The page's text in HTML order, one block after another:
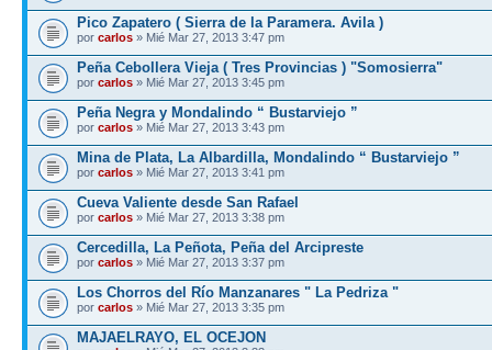
Pico Zapatero ( Sierra de la Paramera. Avila )
por carlos » Mié Mar 27, 2013 3:47 pm
Peña Cebollera Vieja ( Tres Provincias ) "Somosierra"
por carlos » Mié Mar 27, 2013 3:45 pm
Peña Negra y Mondalindo “ Bustarviejo ”
por carlos » Mié Mar 27, 2013 3:43 pm
Mina de Plata, La Albardilla, Mondalindo “ Bustarviejo ”
por carlos » Mié Mar 27, 2013 3:41 pm
Cueva Valiente desde San Rafael
por carlos » Mié Mar 27, 2013 3:38 pm
Cercedilla, La Peñota, Peña del Arcipreste
por carlos » Mié Mar 27, 2013 3:37 pm
Los Chorros del Río Manzanares " La Pedriza "
por carlos » Mié Mar 27, 2013 3:35 pm
MAJAELRAYO, EL OCEJON